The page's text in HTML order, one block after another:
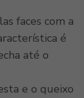
faces com a
é
até o
e o queixo